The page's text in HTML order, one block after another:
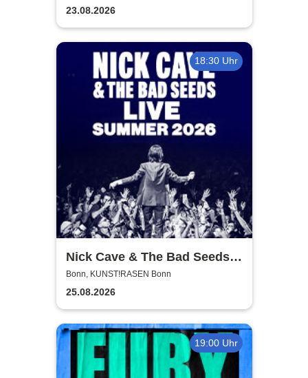
23.08.2026
18:30 Uhr
Nick Cave & The Bad Seeds -
Tour 2026
Bonn, KUNST!RASEN Bonn
25.08.2026
19:00 Uhr